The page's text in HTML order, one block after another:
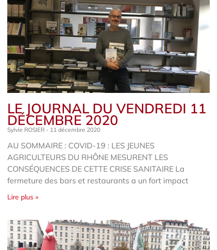
LE JOURNAL DU VENDREDI 11
DÉCEMBRE 2020
Sylvie ROSIER 11 décembre 2020
AU SOMMAIRE : COVID-19 : LES JEUNES
AGRICULTEURS DU RHÔNE MESURENT LES
CONSÉQUENCES DE CETTE CRISE SANITAIRE La
fermeture des bars et restaurants a un fort impact
Lire plus »